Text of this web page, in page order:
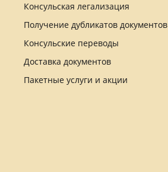
Консульская легализация
Получение дубликатов документов
Консульские переводы
Доставка документов
Пакетные услуги и акции